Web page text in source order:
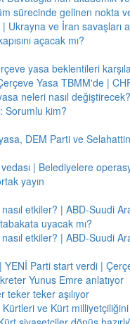
sürecinde gelinen nokta
ve İran savaşları
açacak mı?
yasa beklentileri
Yasa TBMM'de |
neleri nasıl değiştirecek?
Sorumlu kim?
DEM Parti ve
| Belediyelere
yayın
etkiler? | ABD-Suudi
uyacak mı?
etkiler? | ABD-Suudi
YENİ Parti start verdi |
Yunus Emre anlatıyor
teker teker aşılıyor
ve Kürt